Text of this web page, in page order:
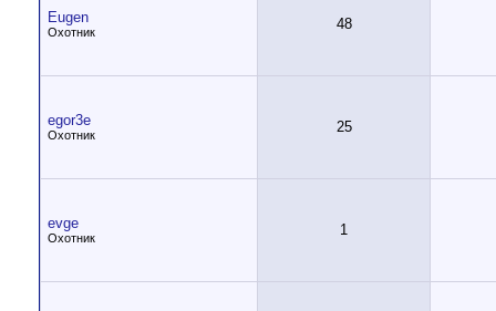
Eugen
Охотник 48
egor3e
Охотник 25
evge
Охотник 1